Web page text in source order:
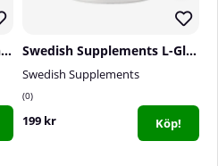
DY Nutrition The Glutamine, 300 g Swedish Supplements L-Glutamine 100%, 250 g
Swedish Supplements
0
199 kr Köp!